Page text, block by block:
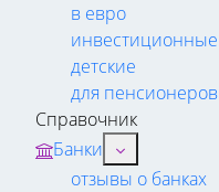
в евро
инвестиционные
детские
для пенсионеров
Справочник
Банки
отзывы о банках